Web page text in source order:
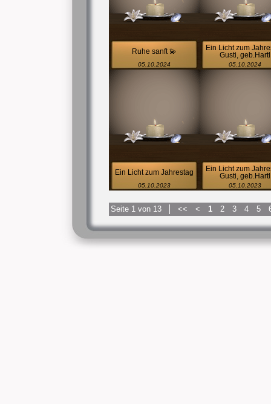
Ruhe sanft 💫
05.10.2024
Ein Licht zum
Gusti, geb.Hartl
05.10.2024
Ein Licht zum Jahrestag
05.10.2023
Ein Licht zum
Gusti, geb.Hartl
05.10.2023
Seite 1 von 13 << < 1 2 3 4 5